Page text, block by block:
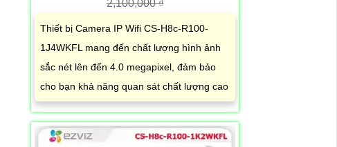
2,100,000 ₫
Thiết bị Camera IP Wifi CS-H8c-R100-
1J4WKFL mang đến chất lượng hình ảnh
sắc nét lên đến 4.0 megapixel, đảm bảo
cho bạn khả năng quan sát chất lượng cao